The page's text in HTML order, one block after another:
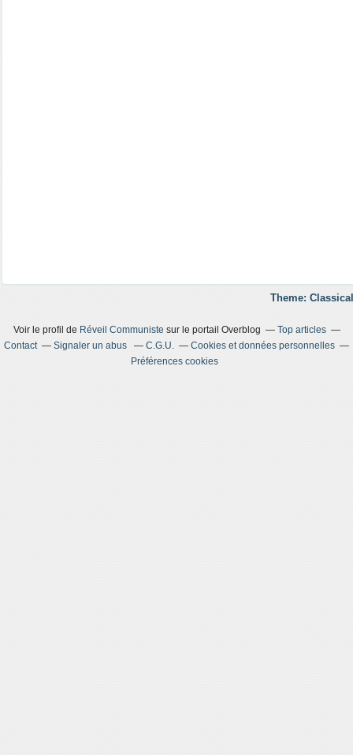
Theme:
Voir le profil de Réveil Communiste sur le portail Overblog
Top articles
Contact
Signaler un abus C.G.U.
Cookies et données personnelles
Préférences cookies